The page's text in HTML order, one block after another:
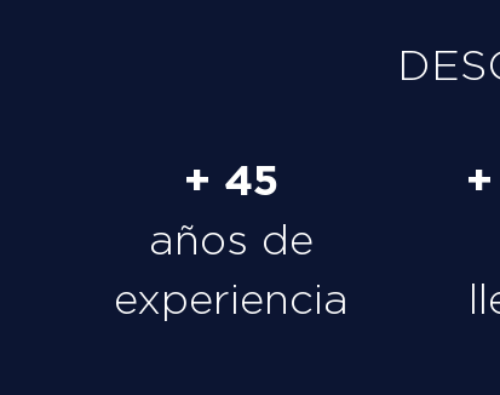
+ 45
años de
experiencia